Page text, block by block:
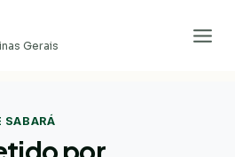
Gerais
SABARÁ